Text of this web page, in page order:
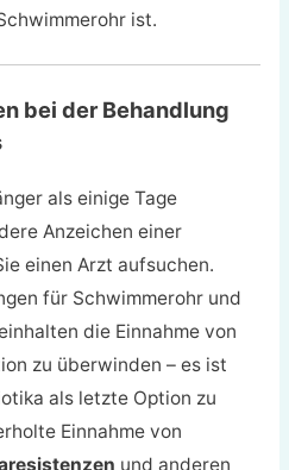
ist.
bei der Behandlung
als einige Tage
Anzeichen einer
einen Arzt aufsuchen.
für Schwimmerohr und
die Einnahme von
zu überwinden – es ist
als letzte Option zu
Einnahme von
und anderen